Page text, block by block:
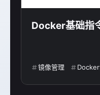
Docker基础指
镜像管理